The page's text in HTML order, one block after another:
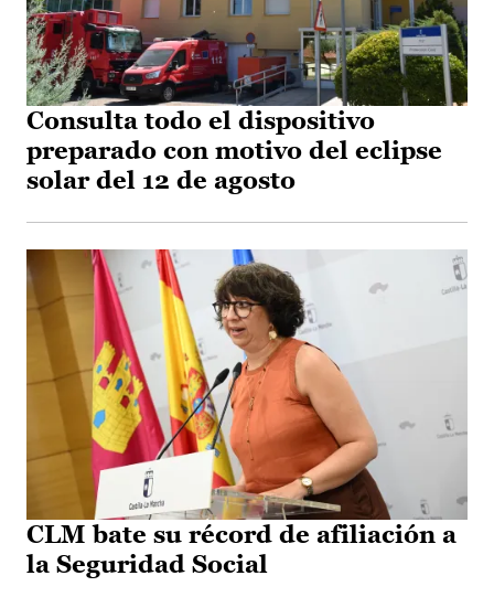
Consulta todo el dispositivo
preparado con motivo del eclipse
solar del 12 de agosto
CLM bate su récord de afiliación a
la Seguridad Social